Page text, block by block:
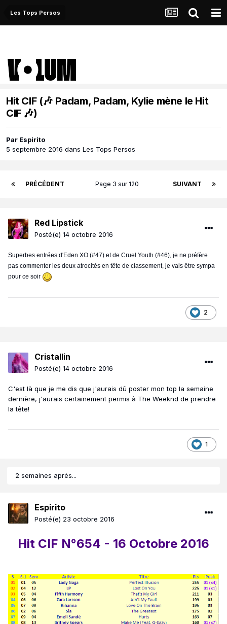
Les Tops Persos
Hit CIF (🎶 Padam, Padam, Kylie mène le Hit
CIF 🎶)
Par Espirito
5 septembre 2016 dans Les Tops Persos
PRÉCÉDENT SUIVANT
Page 3 sur 120
Red Lipstick
Posté(e) 14 octobre 2016
Superbes entrées d'Eden XO (#47) et de Cruel Youth (#46), je ne préfère
pas commenter les deux atrocités en tête de classement, je vais être sympa
pour ce soir
2
Cristallin
Posté(e) 14 octobre 2016
C'est là que je me dis que j'aurais dû poster mon top la semaine
dernière, j'aurais certainement permis à The Weeknd de prendre
la tête!
1
2 semaines après...
Espirito
Posté(e) 23 octobre 2016
Hit CIF N°654 - 16 Octobre 2016